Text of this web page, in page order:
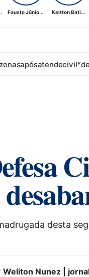
Fausto Júnio... Keitton Bati...
apósatendecivil*
desta
Weliton Nunez |